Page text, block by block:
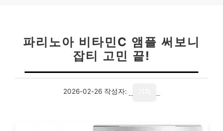
파리노아 비타민C 앰플 써보니
잡티 고민 끝!
2026-02-26 작성자: